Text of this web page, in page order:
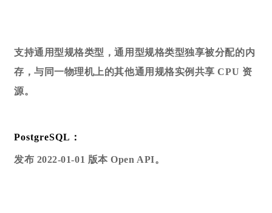
支持通用型规格类型，通用型规格类型独享被分配的内
存，与同一物理机上的其他通用规格实例共享 CPU 资
源。
PostgreSQL：
发布 2022-01-01 版本 Open API。